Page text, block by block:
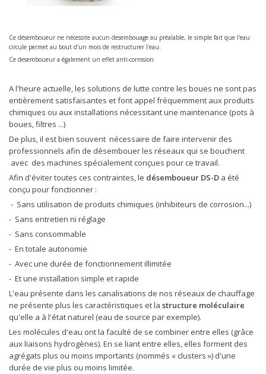
Ce désemboueur ne nécessite aucun desembouage au préalable, le simple fait que l'eau
circule permet au bout d'un mois de restructurer l'eau.
Ce desemboueur a également un effet anti-corrosion
A l'heure actuelle, les solutions de lutte contre les boues ne sont pas
entièrement satisfaisantes et font appel fréquemment aux produits
chimiques ou aux installations nécessitant une maintenance (pots à
boues, filtres ...)
De plus, il est bien souvent nécessaire de faire intervenir des
professionnels afin de désembouer les réseaux qui se bouchent
avec des machines spécialement conçues pour ce travail.
Afin d'éviter toutes ces contraintes, le désemboueur DS-D a été
conçu pour fonctionner :
- Sans utilisation de produits chimiques (inhibiteurs de corrosion...)
- Sans entretien ni réglage
- Sans consommable
- En totale autonomie
- Avec une durée de fonctionnement illimitée
- Et une installation simple et rapide
L'eau présente dans les canalisations de nos réseaux de chauffage
ne présente plus les caractéristiques et la structure moléculaire
qu'elle a à l'état naturel (eau de source par exemple).
Les molécules d'eau ont la faculté de se combiner entre elles (grâce
aux liaisons hydrogènes). En se liant entre elles, elles forment des
agrégats plus ou moins importants (nommés « clusters ») d'une
durée de vie plus ou moins limitée.